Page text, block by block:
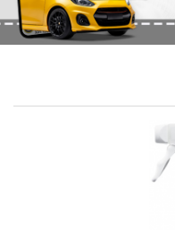
מקצועי לפנים הרכב
SONAX XTREME
מקורי